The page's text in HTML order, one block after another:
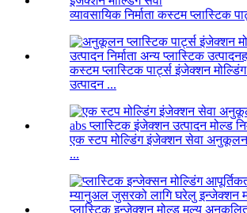
व्यावसायिक निर्माता कस्टम प्लास्टिक
कस्टम प्लास्टिक पार्ट्स इंजेक्शन
उत्पादन ...
एक स्टप मोल्डिंग इंजेक्शन सेवा अनुकूलन
...